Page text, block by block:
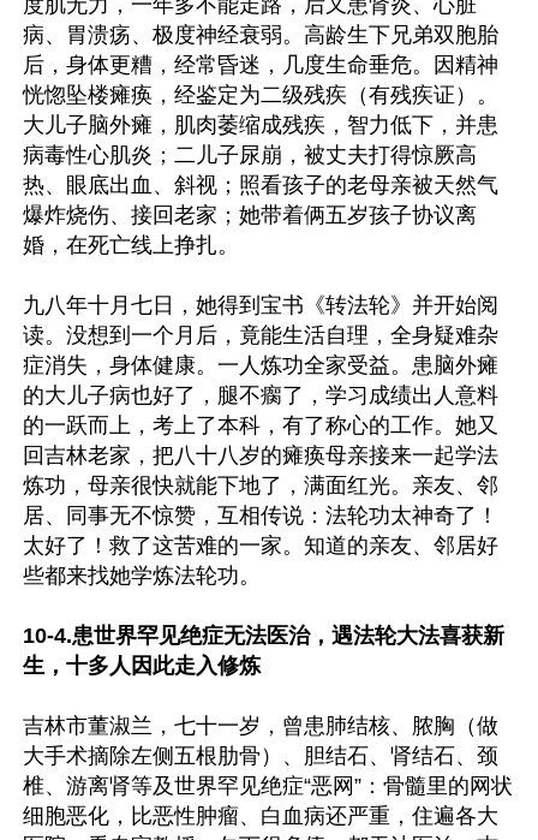
度肌无力，一年多不能走路，后又患肾炎、心脏
病、胃溃疡、极度神经衰弱。高龄生下兄弟双胞胎
后，身体更糟，经常昏迷，几度生命垂危。因精神
恍惚坠楼瘫痪，经鉴定为二级残疾（有残疾证）。
大儿子脑外瘫，肌肉萎缩成残疾，智力低下，并患
病毒性心肌炎；二儿子尿崩，被丈夫打得惊厥高
热、眼底出血、斜视；照看孩子的老母亲被天然气
爆炸烧伤、接回老家；她带着俩五岁孩子协议离
婚，在死亡线上挣扎。
九八年十月七日，她得到宝书《转法轮》并开始阅
读。没想到一个月后，竟能生活自理，全身疑难杂
症消失，身体健康。一人炼功全家受益。患脑外瘫
的大儿子病也好了，腿不瘸了，学习成绩出人意料
的一跃而上，考上了本科，有了称心的工作。她又
回吉林老家，把八十八岁的瘫痪母亲接来一起学法
炼功，母亲很快就能下地了，满面红光。亲友、邻
居、同事无不惊赞，互相传说：法轮功太神奇了！
太好了！救了这苦难的一家。知道的亲友、邻居好
些都来找她学炼法轮功。
10-4.患世界罕见绝症无法医治，遇法轮大法喜获新
生，十多人因此走入修炼
吉林市董淑兰，七十一岁，曾患肺结核、脓胸（做
大手术摘除左侧五根肋骨）、胆结石、肾结石、颈
椎、游离肾等及世界罕见绝症“恶网”：骨髓里的网状
细胞恶化，比恶性肿瘤、白血病还严重，住遍各大